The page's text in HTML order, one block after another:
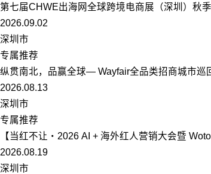
第七届CHWE出海网全球跨境电商展（深圳）秋
2026.09.02
深圳市
专属推荐
纵贯南北，品赢全球— Wayfair全品类招商城市巡
2026.08.13
深圳市
专属推荐
【当红不让・2026 AI + 海外红人营销大会暨
2026.08.19
深圳市